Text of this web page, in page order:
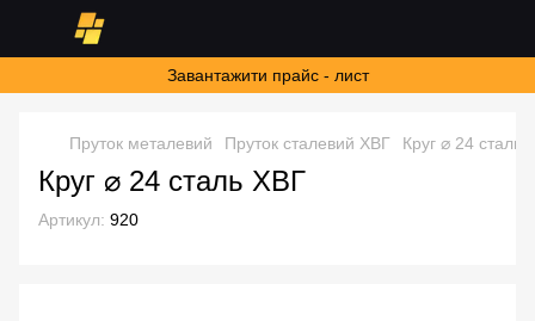
Завантажити прайс - лист
Пруток металевий Пруток сталевий ХВГ Круг ⌀ 24 сталь
Круг ⌀ 24 сталь ХВГ
Артикул: 920